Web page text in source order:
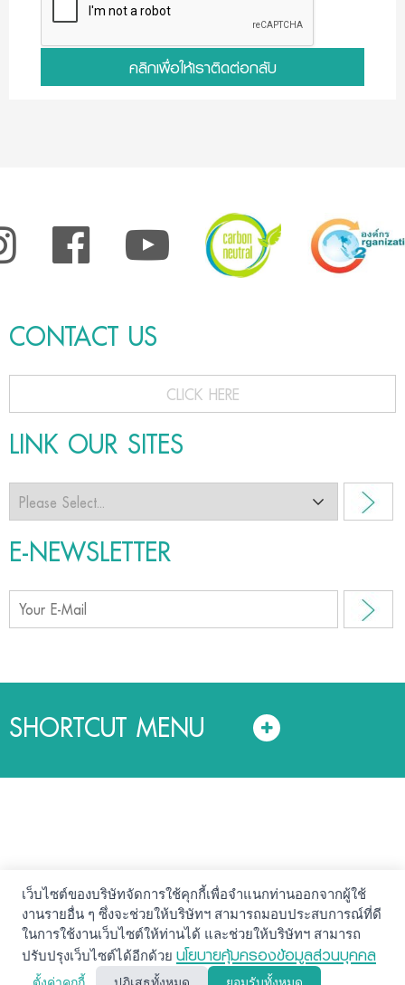
คลิกเพื่อให้เราติดต่อกลับ
CONTACT US
CLICK HERE
LINK OUR SITES
E-NEWSLETTER
SHORTCUT MENU
© สงวนลิขสิทธิ์ 2561. บริษัทหลักทรัพย์จัดการกองทุน แลนด์
แอนด์ เฮ้าส์ จำกัด
นโยบายความปลอดภัย
คำสงวนสิทธิ์
นโยบายคุ้มครองข้อมูลส่วนบุคคล (Privacy Notice)
เว็บไซต์ของบริษัทจัดการใช้คุกกี้เพื่อจำแนกท่านออกจากผู้ใช้
งานรายอื่น ๆ ซึ่งจะช่วยให้บริษัทฯ สามารถมอบประสบการณ์ที่ดี
ในการใช้งานเว็บไซต์ให้ท่านได้ และช่วยให้บริษัทฯ สามารถ
ปรับปรุงเว็บไซต์ได้อีกด้วย นโยบายคุ้มครองข้อมูลส่วนบุคคล
ตั้งค่าคุกกี้ ปฏิเสธทั้งหมด ยอมรับทั้งหมด